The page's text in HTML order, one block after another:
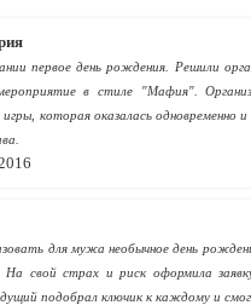
первое день рождения. Решили
в стиле "Мафия".
игры, которая оказалась
для мужа необычное день
свой страх и риск оформила
подобрал ключик к каждому и смог